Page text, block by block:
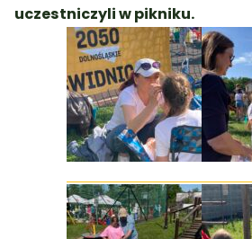
uczestniczyli w pikniku.